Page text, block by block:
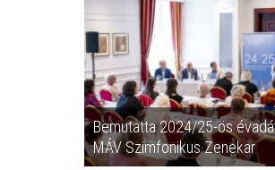
Bemutatta 2024/25-ös
MÁV Szimfonikus Zenekar